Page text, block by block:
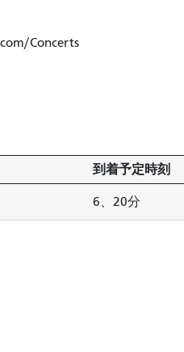
Concerts
到着予定時刻
6、20分